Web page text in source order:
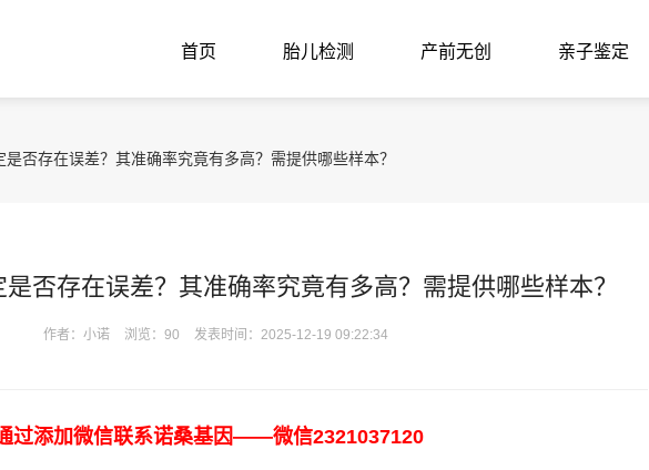
首页 胎儿检测 产前无创 亲子鉴定
否存在误差？其准确率究竟有多高？需提供哪些样本？
否存在误差？其准确率究竟有多高？需提供哪些样本？
作者：小诺 浏览：90 发表时间：2025-12-19 09:22:34
过添加微信联系诺桑基因——微信2321037120